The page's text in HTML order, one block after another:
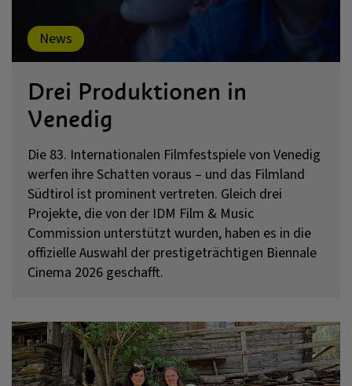
News
Drei Produktionen in
Venedig
Die 83. Internationalen Filmfestspiele von Venedig
werfen ihre Schatten voraus – und das Filmland
Südtirol ist prominent vertreten. Gleich drei
Projekte, die von der IDM Film & Music
Commission unterstützt wurden, haben es in die
offizielle Auswahl der prestigeträchtigen Biennale
Cinema 2026 geschafft.